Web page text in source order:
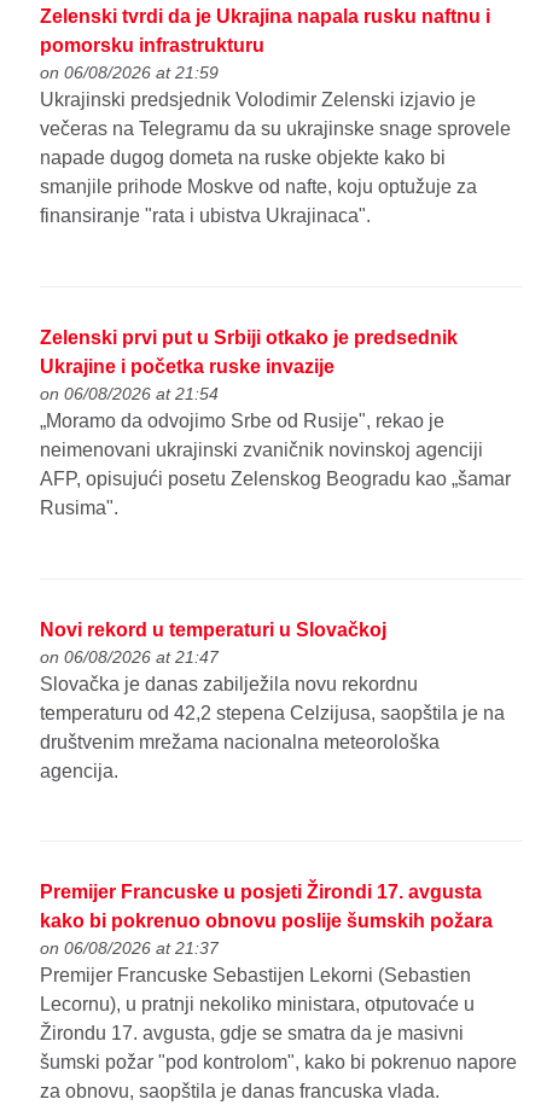
Zelenski tvrdi da je Ukrajina napala rusku naftnu i
pomorsku infrastrukturu
on 06/08/2026 at 21:59
Ukrajinski predsjednik Volodimir Zelenski izjavio je
večeras na Telegramu da su ukrajinske snage sprovele
napade dugog dometa na ruske objekte kako bi
smanjile prihode Moskve od nafte, koju optužuje za
finansiranje "rata i ubistva Ukrajinaca".
Zelenski prvi put u Srbiji otkako je predsednik
Ukrajine i početka ruske invazije
on 06/08/2026 at 21:54
„Moramo da odvojimo Srbe od Rusije", rekao je
neimenovani ukrajinski zvaničnik novinskoj agenciji
AFP, opisujući posetu Zelenskog Beogradu kao „šamar
Rusima".
Novi rekord u temperaturi u Slovačkoj
on 06/08/2026 at 21:47
Slovačka je danas zabilježila novu rekordnu
temperaturu od 42,2 stepena Celzijusa, saopštila je na
društvenim mrežama nacionalna meteorološka
agencija.
Premijer Francuske u posjeti Žirondi 17. avgusta
kako bi pokrenuo obnovu poslije šumskih požara
on 06/08/2026 at 21:37
Premijer Francuske Sebastijen Lekorni (Sebastien
Lecornu), u pratnji nekoliko ministara, otputovaće u
Žirondu 17. avgusta, gdje se smatra da je masivni
šumski požar "pod kontrolom", kako bi pokrenuo napore
za obnovu, saopštila je danas francuska vlada.